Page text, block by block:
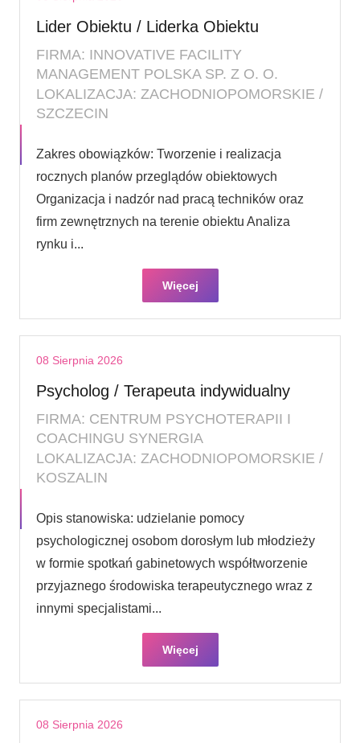
Lider Obiektu / Liderka Obiektu
FIRMA: INNOVATIVE FACILITY
MANAGEMENT POLSKA SP. Z O. O.
LOKALIZACJA: ZACHODNIOPOMORSKIE /
SZCZECIN
Zakres obowiązków: Tworzenie i realizacja
rocznych planów przeglądów obiektowych
Organizacja i nadzór nad pracą techników oraz
firm zewnętrznych na terenie obiektu Analiza
rynku i...
Więcej
08 Sierpnia 2026
Psycholog / Terapeuta indywidualny
FIRMA: CENTRUM PSYCHOTERAPII I
COACHINGU SYNERGIA
LOKALIZACJA: ZACHODNIOPOMORSKIE /
KOSZALIN
Opis stanowiska: udzielanie pomocy
psychologicznej osobom dorosłym lub młodzieży
w formie spotkań gabinetowych współtworzenie
przyjaznego środowiska terapeutycznego wraz z
innymi specjalistami...
Więcej
08 Sierpnia 2026